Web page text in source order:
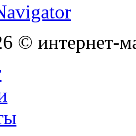
© интернет-